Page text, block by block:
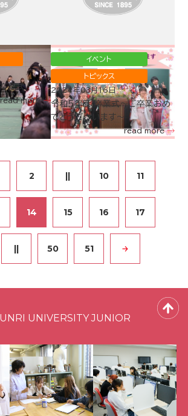
卒業式！
read more
イベント
トピックス
2024年03月16日
令和５年度 卒業式～ご卒業おめ
でとうございます～
read more
2 10 11
14 15 16 17
50 51